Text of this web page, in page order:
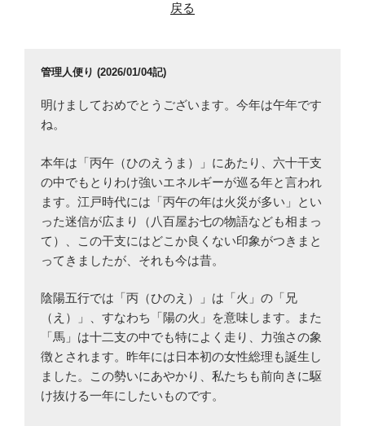
戻る
管理人便り (2026/01/04記)
明けましておめでとうございます。今年は午年です
ね。
本年は「丙午（ひのえうま）」にあたり、六十干支
の中でもとりわけ強いエネルギーが巡る年と言われ
ます。江戸時代には「丙午の年は火災が多い」とい
った迷信が広まり（八百屋お七の物語なども相まっ
て）、この干支にはどこか良くない印象がつきまと
ってきましたが、それも今は昔。
陰陽五行では「丙（ひのえ）」は「火」の「兄
（え）」、すなわち「陽の火」を意味します。また
「馬」は十二支の中でも特によく走り、力強さの象
徴とされます。昨年には日本初の女性総理も誕生し
ました。この勢いにあやかり、私たちも前向きに駆
け抜ける一年にしたいものです。